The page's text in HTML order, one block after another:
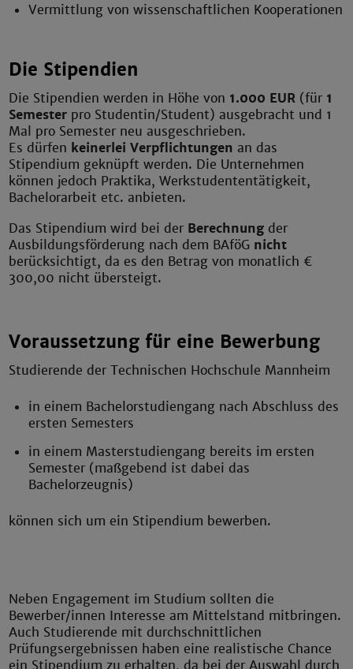
Vermittlung von wissenschaftlichen Kooperationen
Die Stipendien
Die Stipendien werden in Höhe von 1.000 EUR (für 1
Semester pro Studentin/Student) ausgebracht und 1
Mal pro Semester neu ausgeschrieben.
Es dürfen keinerlei Verpflichtungen an das
Stipendium geknüpft werden. Die Unternehmen
können jedoch Praktika, Werkstudententätigkeit,
Bachelorarbeit etc. anbieten.
Das Stipendium wird bei der Berechnung der
Ausbildungsförderung nach dem BAföG nicht
berücksichtigt, da es den Betrag von monatlich €
300,00 nicht übersteigt.
Voraussetzung für eine Bewerbung
Studierende der Technischen Hochschule Mannheim
in einem Bachelorstudiengang nach Abschluss des
ersten Semesters
in einem Masterstudiengang bereits im ersten
Semester (maßgebend ist dabei das
Bachelorzeugnis)
können sich um ein Stipendium bewerben.
Neben Engagement im Studium sollten die
Bewerber/innen Interesse am Mittelstand mitbringen.
Auch Studierende mit durchschnittlichen
Prüfungsergebnissen haben eine realistische Chance
ein Stipendium zu erhalten, da bei der Auswahl durch